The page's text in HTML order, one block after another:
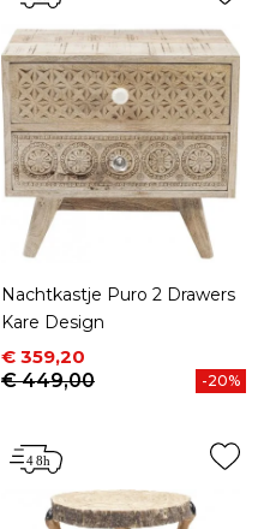
Nachtkastje Puro 2 Drawers
Kare Design
Prijs
€ 359,20
Normale prijs
€ 449,00
-20%